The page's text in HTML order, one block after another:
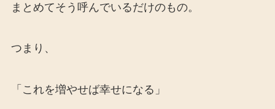
まとめてそう呼んでいるだけのもの。
つまり、
「これを増やせば幸せになる」